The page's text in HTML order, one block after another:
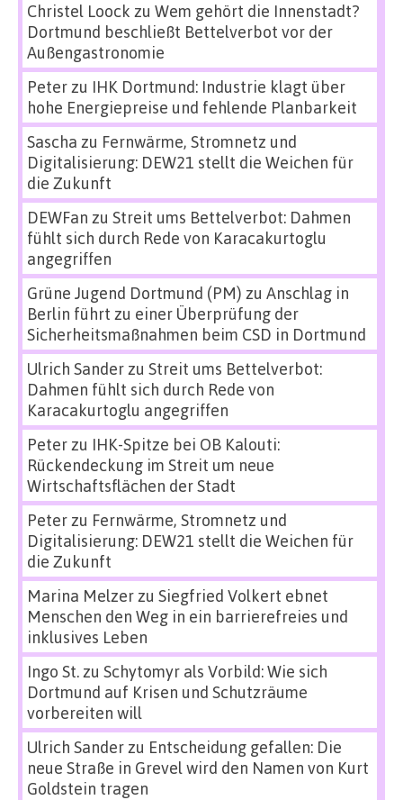
Christel Loock zu Wem gehört die Innenstadt?
Dortmund beschließt Bettelverbot vor der
Außengastronomie
Peterzu IHK Dortmund: Industrie klagt über
hohe Energiepreise und fehlende Planbarkeit
Sascha zu Fernwärme, Stromnetz und
Digitalisierung: DEW21 stellt die Weichen für
die Zukunft
DEWFan zu Streit ums Bettelverbot: Dahmen
fühlt sich durch Rede von Karacakurtoglu
angegriffen
Grüne Jugend Dortmund (PM) zu Anschlag in
Berlin führt zu einer Überprüfung der
Sicherheitsmaßnahmen beim CSD in Dortmund
Ulrich Sanderzu Streit ums Bettelverbot:
Dahmen fühlt sich durch Rede von
Karacakurtoglu angegriffen
Peterzu IHK-Spitze bei OB Kalouti:
Rückendeckung im Streit um neue
Wirtschaftsflächen der Stadt
Peterzu Fernwärme, Stromnetz und
Digitalisierung: DEW21 stellt die Weichen für
die Zukunft
Marina Melzerzu Siegfried Volkert ebnet
Menschen den Weg in ein barrierefreies und
inklusives Leben
Ingo St.zu Schytomyr als Vorbild: Wie sich
Dortmund auf Krisen und Schutzräume
vorbereiten will
Ulrich Sanderzu Entscheidung gefallen: Die
neue Straße in Grevel wird den Namen von Kurt
Goldstein tragen